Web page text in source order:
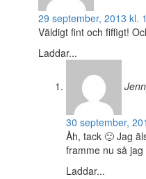
29 september, 2013 kl.
Väldigt fint och fiffigt!
Laddar...
30 september,
Åh, tack 🙂 Jag
framme nu så
Laddar...